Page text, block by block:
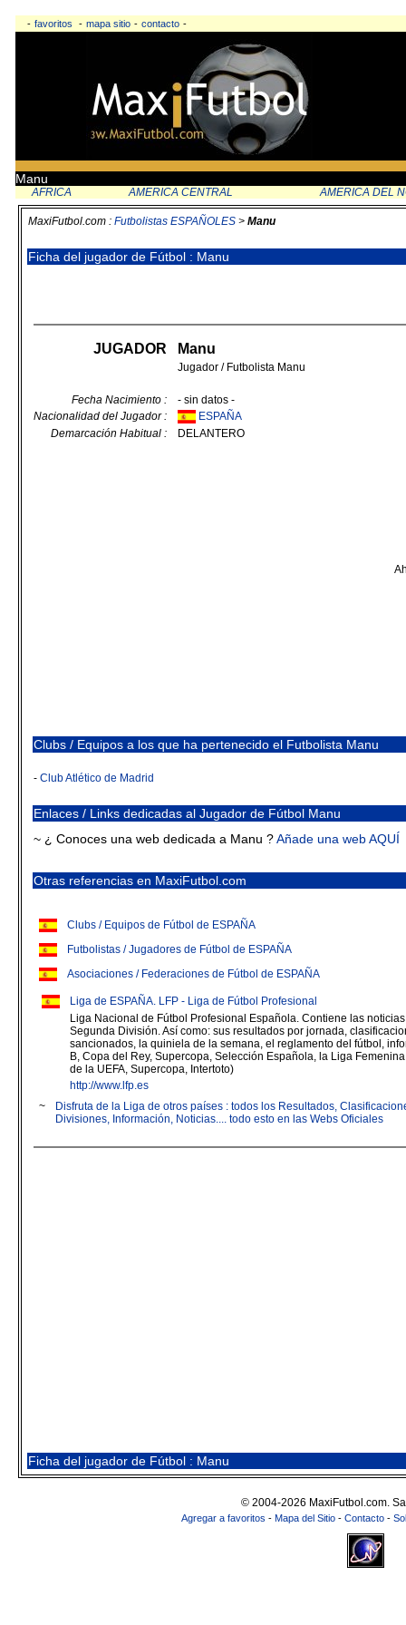
- favoritos - mapa sitio - contacto -
Manu
AFRICA AMERICA CENTRAL AMERICA DEL
MaxiFutbol.com : Futbolistas ESPAÑOLES > Manu
Ficha del jugador de Fútbol : Manu
JUGADOR Manu
Jugador / Futbolista Manu
Fecha Nacimiento :
- sin datos -
Nacionalidad del Jugador :
ESPAÑA
Demarcación Habitual :
DELANTERO
Clubs / Equipos a los que ha pertenecido el Futbolista Manu
- Club Atlético de Madrid
Enlaces / Links dedicadas al Jugador de Fútbol Manu
~ ¿ Conoces una web dedicada a Manu ?Añade una web AQUÍ
Otras referencias en MaxiFutbol.com
Clubs / Equipos de Fútbol de ESPAÑA
Futbolistas / Jugadores de Fútbol de ESPAÑA
Asociaciones / Federaciones de Fútbol de ESPAÑA
Liga de ESPAÑA. LFP - Liga de Fútbol Profesional
Liga Nacional de Fútbol Profesional Española. Contiene las
Segunda División. Así como: sus resultados por jornada,
sancionados, la quiniela de la semana, el reglamento del fútbol,
B, Copa del Rey, Supercopa, Selección Española, la Liga
de la UEFA, Supercopa, Intertoto)
http://www.lfp.es
~
Disfruta de la Liga de otros países : todos los Resultados,
Divisiones, Información, Noticias.... todo esto en las Webs Oficiales
Ficha del jugador de Fútbol : Manu
© 2004-2026 MaxiFutbol.com.
Agregar a favoritos - Mapa del Sitio - Contacto -